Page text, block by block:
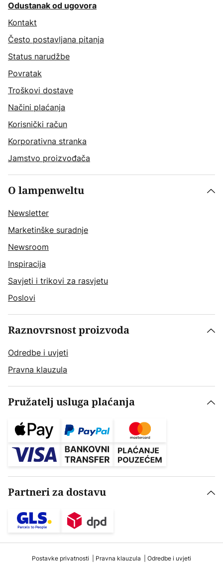
Odustanak od ugovora
Kontakt
Često postavljana pitanja
Status narudžbe
Povratak
Troškovi dostave
Načini plaćanja
Korisnički račun
Korporativna stranka
Jamstvo proizvođača
O lampenweltu
Newsletter
Marketinške suradnje
Newsroom
Inspiracija
Savjeti i trikovi za rasvjetu
Poslovi
Raznovrsnost proizvoda
Odredbe i uvjeti
Pravna klauzula
Pružatelj usluga plaćanja
Partneri za dostavu
Postavke privatnosti Pravna klauzula Odredbe i uvjeti